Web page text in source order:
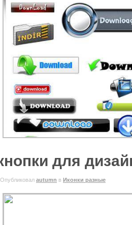
для
Опубликовал autumn в Иконки разные